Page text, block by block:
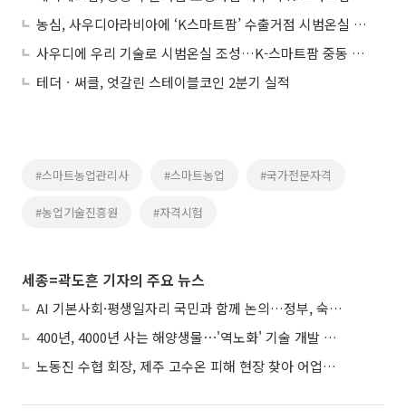
농심, 사우디아라비아에 ‘K스마트팜’ 수출거점 시범온실 착공
사우디에 우리 기술로 시범온실 조성…K-스마트팜 중동 수출거점 기대
테더ㆍ써클, 엇갈린 스테이블코인 2분기 실적
#스마트농업관리사 #스마트농업 #국가전문자격
#농업기술진흥원 #자격시험
세종=곽도흔 기자의 주요 뉴스
AI 기본사회·평생일자리 국민과 함께 논의…정부, 숙의공론화 착수
400년, 4000년 사는 해양생물⋯'역노화' 기술 개발 추진
노동진 수협 회장, 제주 고수온 피해 현장 찾아 어업인 지원 점검